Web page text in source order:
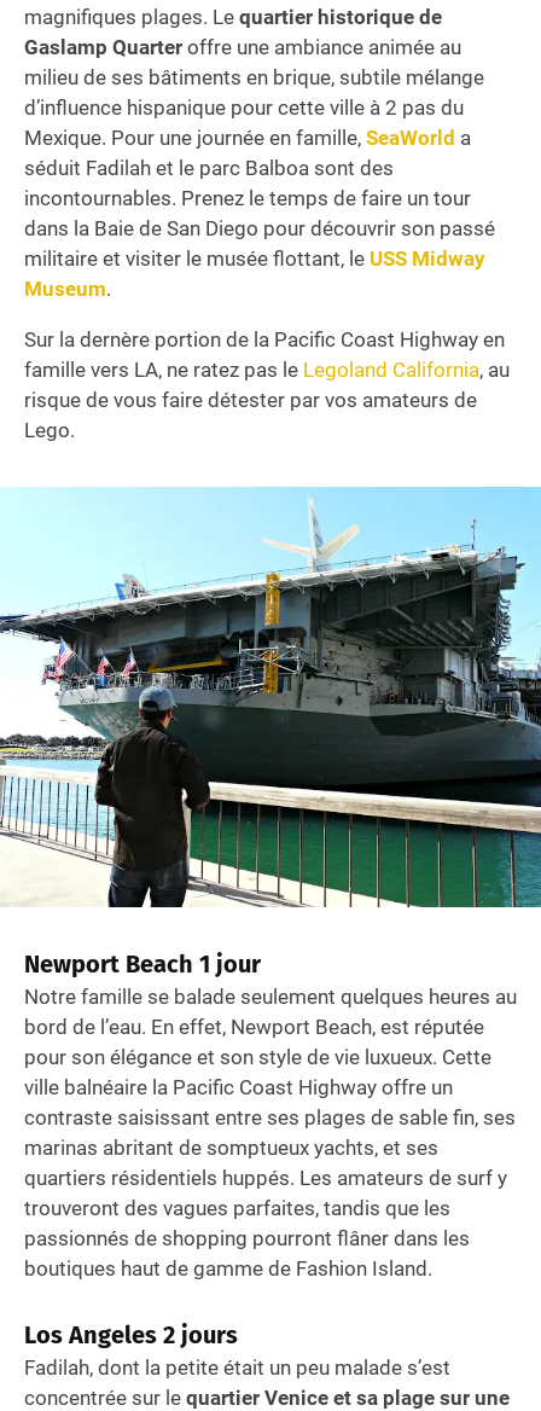
magnifiques plages. Le quartier historique de
Gaslamp Quarter offre une ambiance animée au
milieu de ses bâtiments en brique, subtile mélange
d’influence hispanique pour cette ville à 2 pas du
Mexique. Pour une journée en famille, SeaWorld a
séduit Fadilah et le parc Balboa sont des
incontournables. Prenez le temps de faire un tour
dans la Baie de San Diego pour découvrir son passé
militaire et visiter le musée flottant, le USS Midway
Museum.
Sur la dernère portion de la Pacific Coast Highway en
famille vers LA, ne ratez pas le Legoland California, au
risque de vous faire détester par vos amateurs de
Lego.
Newport Beach 1 jour
Notre famille se balade seulement quelques heures au
bord de l’eau. En effet, Newport Beach, est réputée
pour son élégance et son style de vie luxueux. Cette
ville balnéaire la Pacific Coast Highway offre un
contraste saisissant entre ses plages de sable fin, ses
marinas abritant de somptueux yachts, et ses
quartiers résidentiels huppés. Les amateurs de surf y
trouveront des vagues parfaites, tandis que les
passionnés de shopping pourront flâner dans les
boutiques haut de gamme de Fashion Island.
Los Angeles 2 jours
Fadilah, dont la petite était un peu malade s’est
concentrée sur le quartier Venice et sa plage sur une